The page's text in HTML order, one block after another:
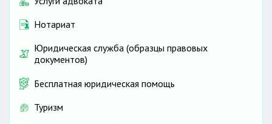
Нотариат
Юридическая служба (образцы правовых
документов)
Бесплатная юридическая помощь
Туризм